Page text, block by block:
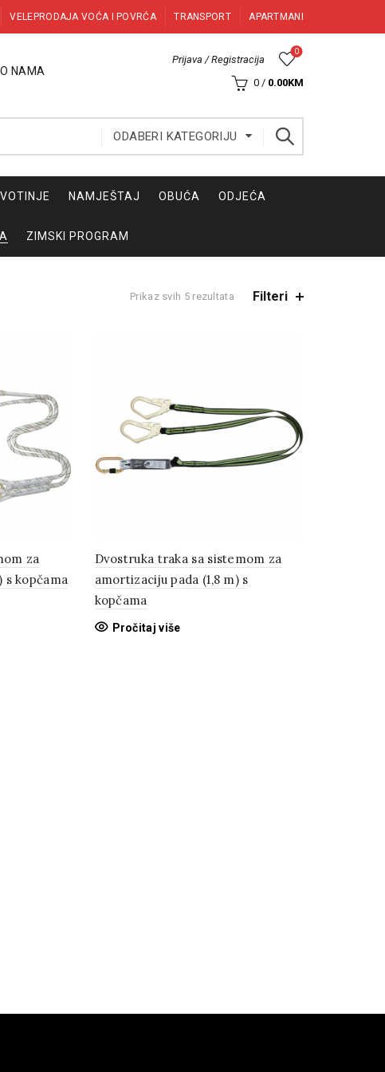
VELEPRODAJA VOĆA I POVRĆA TRANSPORT APARTMANI
O NAMA
Prijava / Registracija
0
0 / 0.00KM
ODABERI KATEGORIJU
NAMJEŠTAJ OBUĆA ODJEĆA
ZIMSKI PROGRAM
Prikaz svih 5 rezultata SortedFilteri
za
s kopčama
Dvostruka traka sa sistemom za
amortizaciju pada (1,8 m) s
kopčama
Pročitaj više